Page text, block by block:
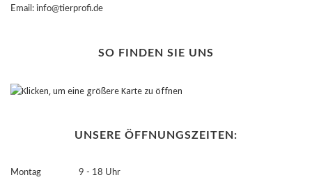
Email: info@tierprofi.de
SO FINDEN SIE UNS
UNSERE ÖFFNUNGSZEITEN:
Montag 9 - 18 Uhr